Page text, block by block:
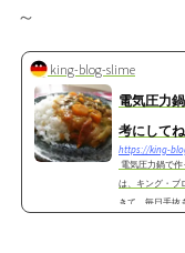
～
king-blog-slime
電気圧力
考にしてね
https://king-
電気圧力鍋で
は、キング・ブ
きて、毎日手抜